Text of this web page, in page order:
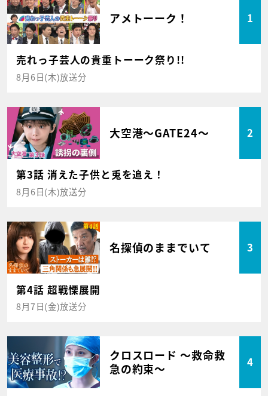
アメトーーク！ 1
売れっ子芸人の貴重トーーク祭り!!
8月6日(木)放送分
大空港～GATE24～ 2
第3話 消えた子供と兎を追え！
8月6日(木)放送分
名探偵のままでいて 3
第4話 超戦慄展開
8月7日(金)放送分
クロスロード ～救命救
急の約束～
4